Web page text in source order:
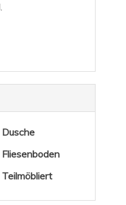
Dusche
Fliesenboden
Teilmöbliert